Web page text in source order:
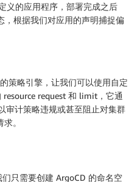
义的应用程序，部署完成之后
，根据我们对应用的声明捕捉偏
策略引擎，让我们可以使用自定
resource request 和 limit，它通
审计策略违规或甚至阻止对集群
。
只需要创建 ArgoCD 的命名空